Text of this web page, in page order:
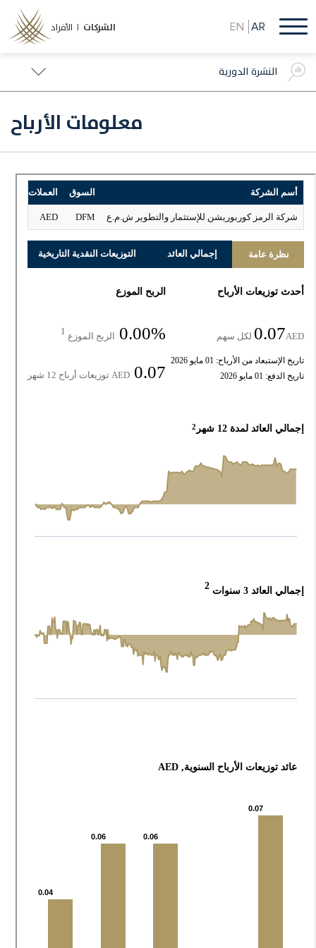
إلى
المحتوى
الأفراد | الشركات EN AR
معلومات الأرباح
النشرة الدورية